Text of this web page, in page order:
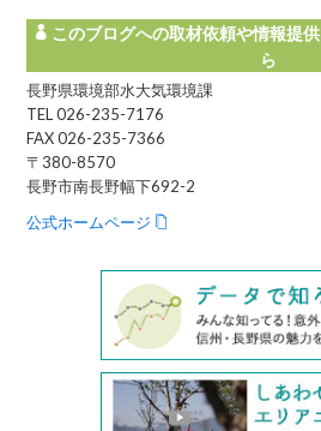
このブログへの取材依頼や情報提
ら
長野県環境部水大気環境課
TEL 026-235-7176
FAX 026-235-7366
〒380-8570
長野市南長野幅下692-2
公式ホームページ